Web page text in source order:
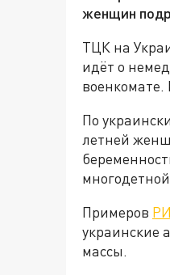
женщин
ТЦК на
идёт о
военкомате.
По
летней
Примеров
украинские
массы.